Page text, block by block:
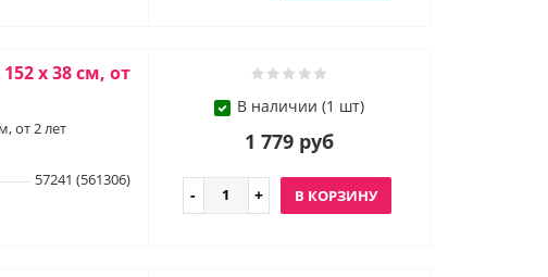
х 38 см, от
от 2 лет
57241 (561306)
В наличии (1 шт)
1 779 руб
В КОРЗИНУ